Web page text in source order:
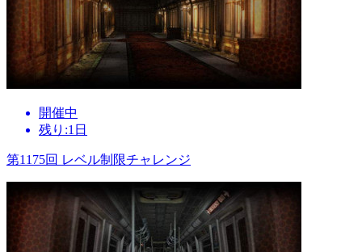
開催中
残り:1日
第1175回 レベル制限チャレンジ